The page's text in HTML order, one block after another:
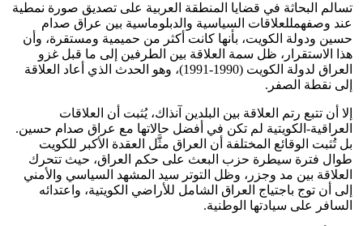
تسالم البحاثة في قضايا المنطقة العربية على تصديق صورة نمطية
عند وصفهمللعلاقات السياسية والدبلوماسية بين عراق صدام
حسين ودولة الكويت، بأنها كانت أكثر من حميمية ومستقرة، وأن
هذا الاستقرار، ظل سمة العلاقة بين الطرفين إلى ما قبل غزو
العراق لدولة الكويت (1990-1991)، وهو الحدث الذي أعاد العلاقة
إلى نقطة الصفر.
إلا أن تتبع رتم العلاقة بين البلدين آنذاك، يُثبت أن العلاقات
العراقية-الكويتية لم تكن في أفضل حالاتها مع عراق صدام حسين.
بل تُثبت الوقائع المختلفة أن العراق مثَّل العقدة الأكبر للكويت
طوال فترة سيطرة حزب البعث على حكم العراق، حيث تتحرك
العلاقة بين مد وجزر، وظل التوتر سيد المشهد السياسي والأمني
إلى أن توج باجتياج العراق الشامل للأراضي الكويتية، واعتدائه
السافر على سيادتها الوطنية.